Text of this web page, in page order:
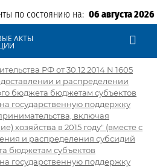
по состоянию на: 06 августа 2026
АКТЫ
РФ от 30.12.2014 N 1605
и распределении
бюджета бюджетам субъектов
государственную поддержку
включая
хозяйства в 2015 году" (вместе с
и распределения субсидий
бюджетам субъектов
государственную поддержку